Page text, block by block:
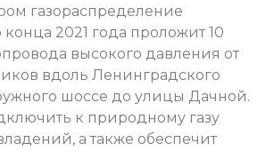
газораспределение
2021 года проложит 10
высокого давления от
вдоль Ленинградского
шоссе до улицы Дачной.
к природному газу
а также обеспечит